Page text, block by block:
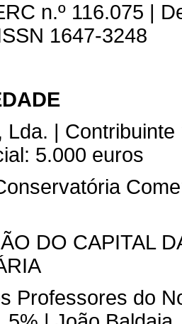
n.º 116.075 |
1647-3248
Lda. | Contribuinte
5.000 euros
DO CAPITAL
Professores do